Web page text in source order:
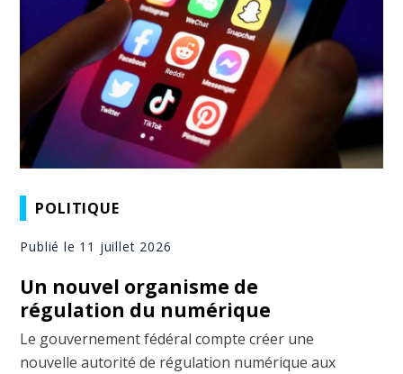
POLITIQUE
Publié le 11 juillet 2026
Un nouvel organisme de
régulation du numérique
Le gouvernement fédéral compte créer une
nouvelle autorité de régulation numérique aux